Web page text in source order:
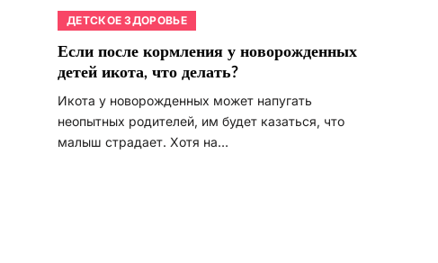
ДЕТСКОЕ ЗДОРОВЬЕ
Если после кормления у новорожденных
детей икота, что делать?
Икота у новорожденных может напугать
неопытных родителей, им будет казаться, что
малыш страдает. Хотя на…